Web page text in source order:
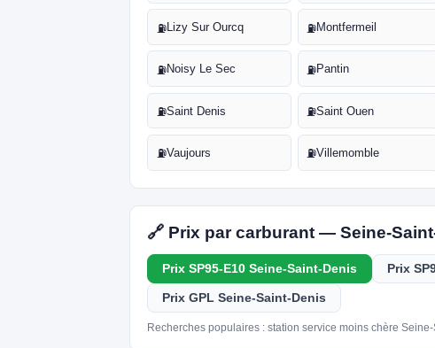
⛽Lizy Sur Ourcq ⛽Montfermeil
⛽Noisy Le Sec ⛽Pantin
⛽Saint Denis ⛽Saint Ouen
⛽Vaujours ⛽Villemomble
🔗 Prix par carburant — Seine-
Prix SP95-E10 Seine-Saint-Denis Prix
Prix GPL Seine-Saint-Denis
Recherches populaires : station service moins chère